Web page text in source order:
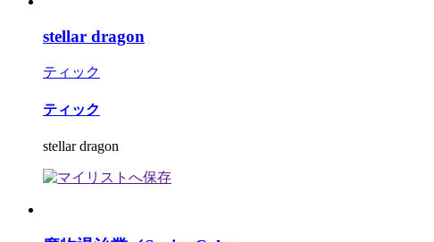
stellar dragon
ティック
ティック
stellar dragon